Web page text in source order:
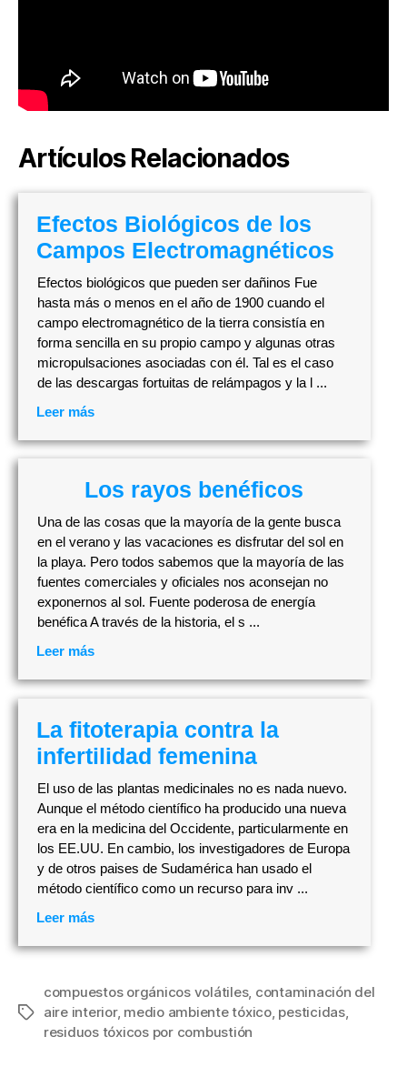
Artículos Relacionados
Efectos Biológicos de los
Campos Electromagnéticos
Efectos biológicos que pueden ser dañinos Fue
hasta más o menos en el año de 1900 cuando el
campo electromagnético de la tierra consistía en
forma sencilla en su propio campo y algunas otras
micropulsaciones asociadas con él. Tal es el caso
de las descargas fortuitas de relámpagos y la l ...
Leer más
Los rayos benéficos
Una de las cosas que la mayoría de la gente busca
en el verano y las vacaciones es disfrutar del sol en
la playa. Pero todos sabemos que la mayoría de las
fuentes comerciales y oficiales nos aconsejan no
exponernos al sol. Fuente poderosa de energía
benéfica A través de la historia, el s ...
Leer más
La fitoterapia contra la
infertilidad femenina
El uso de las plantas medicinales no es nada nuevo.
Aunque el método científico ha producido una nueva
era en la medicina del Occidente, particularmente en
los EE.UU. En cambio, los investigadores de Europa
y de otros paises de Sudamérica han usado el
método científico como un recurso para inv ...
Leer más
Etiquetas
compuestos orgánicos volátiles, contaminación del
aire interior, medio ambiente tóxico, pesticidas,
residuos tóxicos por combustión